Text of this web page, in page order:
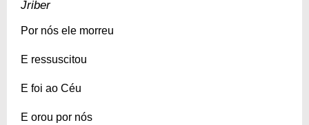
Jriber
Por nós ele morreu
E ressuscitou
E foi ao Céu
E orou por nós